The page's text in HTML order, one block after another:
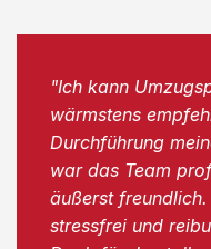
"Ich kann
wärmstens
Durchführung
war das Team
äußerst
stressfrei und